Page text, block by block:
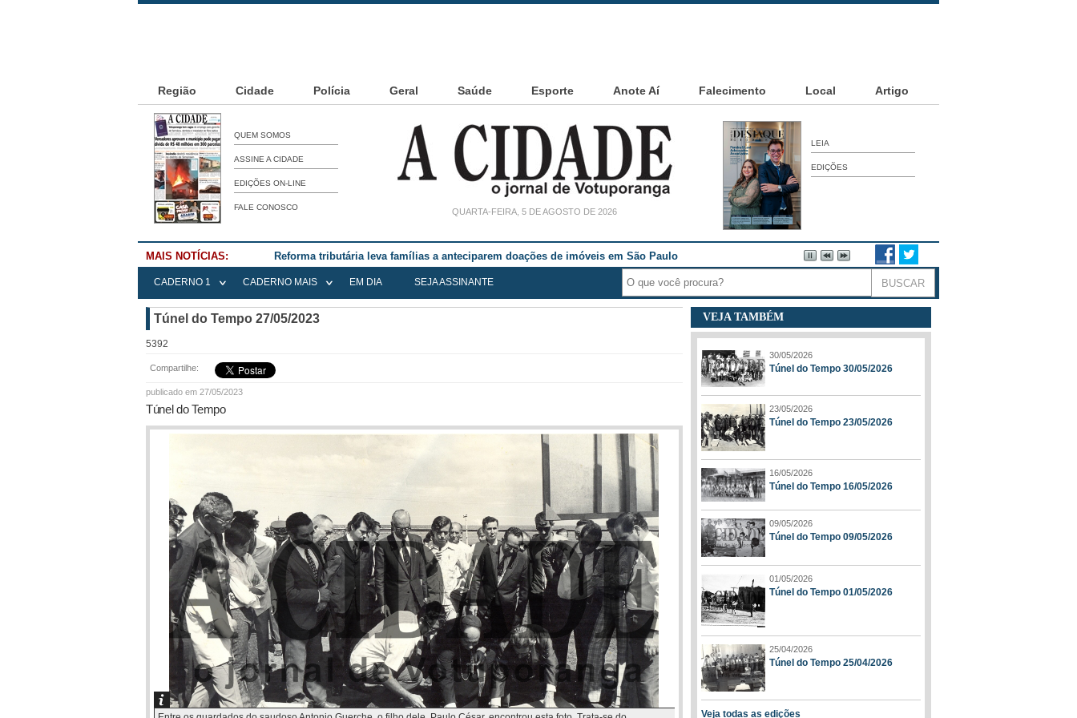
Região Cidade Polícia Geral Saúde Esporte Anote Aí Falecimento Local Artigo
QUEM SOMOS
ASSINE A CIDADE
EDIÇÕES ON-LINE
FALE CONOSCO QUARTA-FEIRA, 5 DE AGOSTO DE 2026
LEIA
EDIÇÕES
MAIS NOTÍCIAS: Reforma tributária leva famílias a anteciparem doações de imóveis em São Paulo
CADERNO 1 CADERNO MAIS EM DIA SEJA ASSINANTE
Túnel do Tempo 27/05/2023
5392
Compartilhe:
publicado em 27/05/2023
Túnel do Tempo
VEJA TAMBÉM
30/05/2026
Túnel do Tempo 30/05/2026
23/05/2026
Túnel do Tempo 23/05/2026
16/05/2026
Túnel do Tempo 16/05/2026
09/05/2026
Túnel do Tempo 09/05/2026
01/05/2026
Túnel do Tempo 01/05/2026
25/04/2026
Túnel do Tempo 25/04/2026
Veja todas as edições